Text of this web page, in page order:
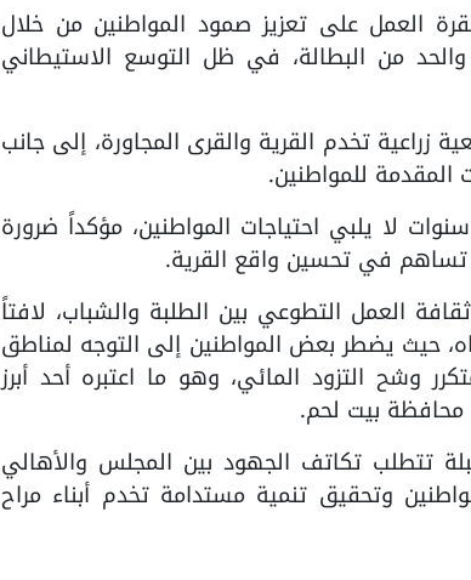
العمل على تعزيز صمود المواطنين من خلال
من البطالة، في ظل التوسع الاستيطاني
تخدم القرية والقرى المجاورة، إلى جانب
للمواطنين.
لا يلبي احتياجات المواطنين، مؤكداً ضرورة
تساهم في تحسين واقع القرية.
العمل التطوعي بين الطلبة والشباب، لافتاً
حيث يضطر بعض المواطنين إلى التوجه لمناطق
وشح التزود المائي، وهو ما اعتبره أحد أبرز
محافظة بيت لحم.
تتطلب تكاتف الجهود بين المجلس والأهالي
وتحقيق تنمية مستدامة تخدم أبناء مراح